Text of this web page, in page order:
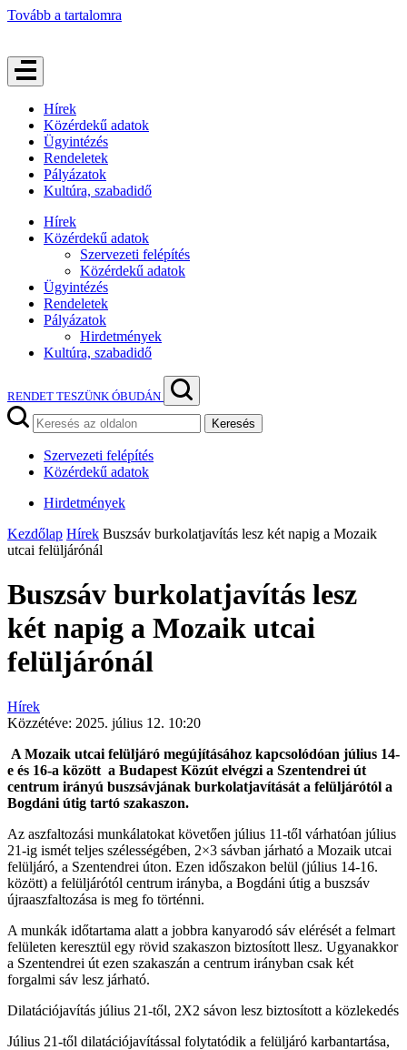
Tovább a tartalomra
Hírek
Közérdekű adatok
Ügyintézés
Rendeletek
Pályázatok
Kultúra, szabadidő
Hírek
Közérdekű adatok
Szervezeti felépítés
Közérdekű adatok
Ügyintézés
Rendeletek
Pályázatok
Hirdetmények
Kultúra, szabadidő
RENDET TESZÜNK ÓBUDÁN
Keresés
Szervezeti felépítés
Közérdekű adatok
Hirdetmények
Kezdőlap Hírek Buszsáv burkolatjavítás lesz két napig a Mozaik
utcai felüljárónál
Buszsáv burkolatjavítás lesz
két napig a Mozaik utcai
felüljárónál
Hírek
Közzétéve: 2025. július 12. 10:20
A Mozaik utcai felüljáró megújításához kapcsolódóan július 14-
e és 16-a között a Budapest Közút elvégzi a Szentendrei út
centrum irányú buszsávjának burkolatjavítását a felüljárótól a
Bogdáni útig tartó szakaszon.
Az aszfaltozási munkálatokat követően július 11-től várhatóan július
21-ig ismét teljes szélességében, 2×3 sávban járható a Mozaik utcai
felüljáró, a Szentendrei úton. Ezen időszakon belül (július 14-16.
között) a felüljárótól centrum irányba, a Bogdáni útig a buszsáv
újraaszfaltozása is meg fo történni.
A munkák időtartama alatt a jobbra kanyarodó sáv elérését a felmart
felületen keresztül egy rövid szakaszon biztosított llesz. Ugyanakkor
a Szentendrei út ezen szakaszán a centrum irányban csak két
forgalmi sáv lesz járható.
Dilatációjavítás július 21-től, 2X2 sávon lesz biztosított a közlekedés
Július 21-től dilatációjavítással folytatódik a felüljáró karbantartása,